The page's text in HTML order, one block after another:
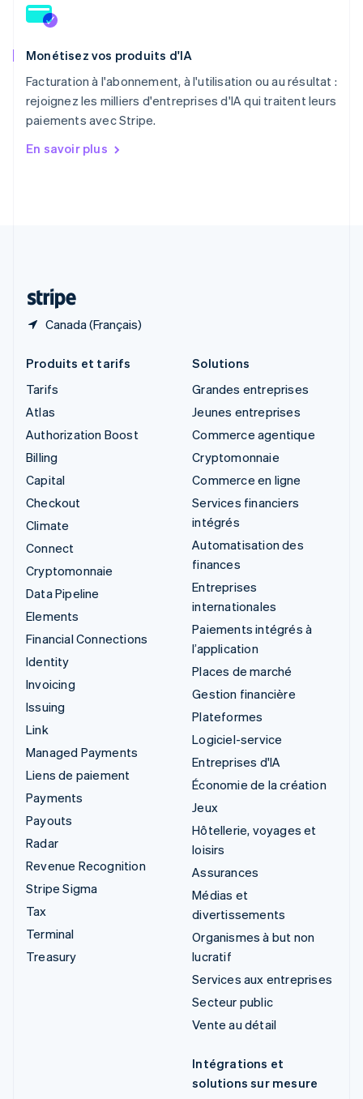
Monétisez vos produits d'IA
Facturation à l'abonnement, à l'utilisation ou au résultat :
rejoignez les milliers d'entreprises d'IA qui traitent leurs
paiements avec Stripe.
En savoir plus
Canada (Français)
République tchèque
English
English
Royaume-Uni
English
Singapour
English简体中文
English
Produits et tarifs
Tarifs
Atlas
Authorization Boost
Billing
Capital
Checkout
Climate
Connect
Cryptomonnaie
Data Pipeline
Elements
Financial Connections
Identity
Invoicing
Issuing
Link
Managed Payments
Liens de paiement
Payments
Payouts
Radar
Revenue Recognition
Stripe Sigma
Tax
Terminal
Treasury
Solutions
Grandes entreprises
Jeunes entreprises
Commerce agentique
Cryptomonnaie
Commerce en ligne
Services financiers
intégrés
Automatisation des
finances
Entreprises
internationales
Paiements intégrés à
l’application
Places de marché
Gestion financière
Plateformes
Logiciel-service
Entreprises d'IA
Économie de la création
Jeux
Hôtellerie, voyages et
loisirs
Assurances
Médias et
divertissements
Organismes à but non
lucratif
Services aux entreprises
Secteur public
Vente au détail
Intégrations et
solutions sur mesure